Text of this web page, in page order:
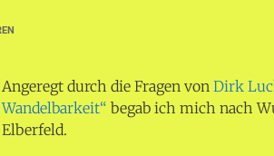
Angeregt durch die Fragen von Dirk
Wandelbarkeit“ begab ich mich nach
Elberfeld.